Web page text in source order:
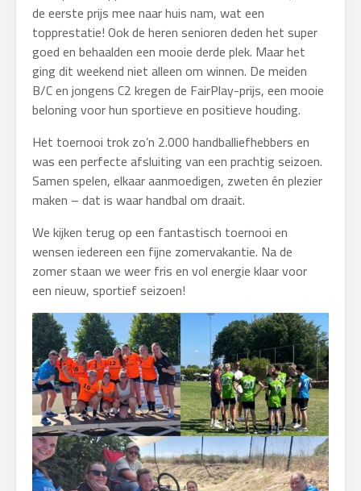
de eerste prijs mee naar huis nam, wat een
topprestatie! Ook de heren senioren deden het super
goed en behaalden een mooie derde plek. Maar het
ging dit weekend niet alleen om winnen. De meiden
B/C en jongens C2 kregen de FairPlay-prijs, een mooie
beloning voor hun sportieve en positieve houding.
Het toernooi trok zo’n 2.000 handballiefhebbers en
was een perfecte afsluiting van een prachtig seizoen.
Samen spelen, elkaar aanmoedigen, zweten én plezier
maken – dat is waar handbal om draait.
We kijken terug op een fantastisch toernooi en
wensen iedereen een fijne zomervakantie. Na de
zomer staan we weer fris en vol energie klaar voor
een nieuw, sportief seizoen!